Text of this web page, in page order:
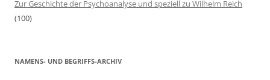
Zur Geschichte der Psychoanalyse und speziell zu Wilhelm Reich
(100)
NAMENS- UND BEGRIFFS-ARCHIV